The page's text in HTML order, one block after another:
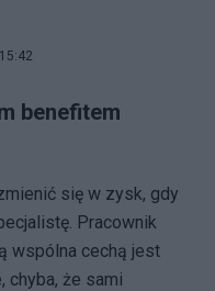
benefitem
się w zysk, gdy
Pracownik
wspólna cechą jest
chyba, że sami